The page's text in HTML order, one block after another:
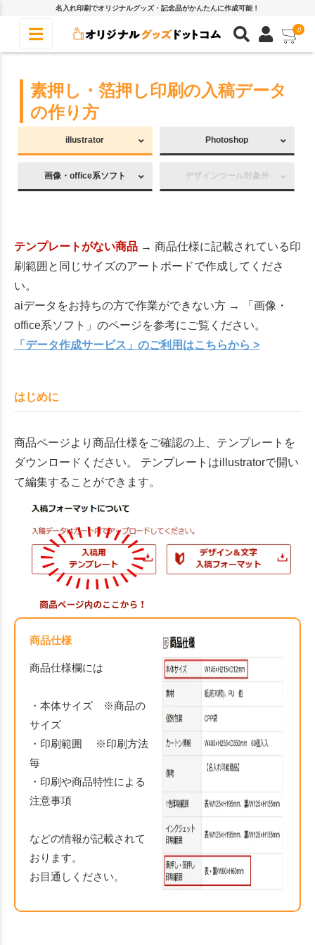
名入れ印刷でオリジナルグッズ・記念品がかんたんに作成可能！
0
素押し・箔押し印刷の入稿データ
の作り方
illustrator Photoshop
画像・office系ソフト デザインツール対象外
テンプレートがない商品 → 商品仕様に記載されている印
刷範囲と同じサイズのアートボードで作成してくださ
い。
aiデータをお持ちの方で作業ができない方 → 「画像・
office系ソフト」のページを参考にご覧ください。
「データ作成サービス」のご利用はこちらから >
はじめに
商品ページより商品仕様をご確認の上、テンプレートを
ダウンロードください。 テンプレートはillustratorで開い
て編集することができます。
商品仕様
商品仕様欄には
・本体サイズ ※商品の
サイズ
・印刷範囲 ※印刷方法
毎
・印刷や商品特性による
注意事項
などの情報が記載されて
おります。
お目通しください。